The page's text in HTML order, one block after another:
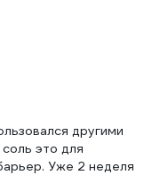
другими
это для
Уже 2 неделя